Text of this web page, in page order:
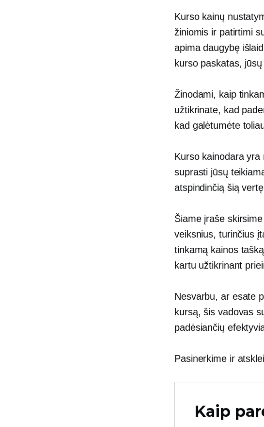
Kurso kainų
žiniomis ir patirtimi
apima daugybę
kurso paskatas,
Žinodami, kaip
užtikrinate, kad
kad galėtumėte
Kurso kainodara
suprasti jūsų
atspindinčią šią
Šiame įraše
veiksnius, turinčius
tinkamą kainos
kartu užtikrinant
Nesvarbu, ar esate
kursą, šis vadovas
padėsiančių
Pasinerkime ir
Kaip